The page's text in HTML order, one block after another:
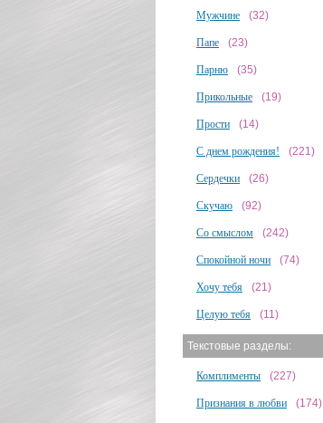
Мужчине (32)
Папе (23)
Парню (35)
Прикольные (19)
Прости (14)
С днем рождения! (221)
Сердечки (26)
Скучаю (92)
Со смыслом (242)
Спокойной ночи (74)
Хочу тебя (21)
Целую тебя (11)
Текстовые разделы:
Комплименты (227)
Признания в любви (174)